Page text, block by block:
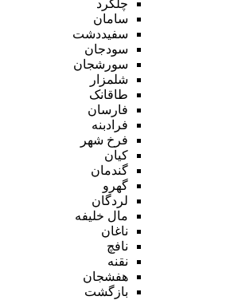
چلگرد
سامان
سفیددشت
سودجان
سورشجان
شلمزار
طاقانک
فارسان
فرادبنه
فرخ شهر
کیان
گندمان
گهرو
لردگان
مال خلیفه
ناغان
نافچ
نقنه
هفشجان
بازگشت